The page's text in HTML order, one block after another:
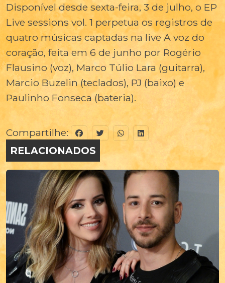
Disponível desde sexta-feira, 3 de julho, o EP
Live sessions vol. 1 perpetua os registros de
quatro músicas captadas na live A voz do
coração, feita em 6 de junho por Rogério
Flausino (voz), Marco Túlio Lara (guitarra),
Marcio Buzelin (teclados), PJ (baixo) e
Paulinho Fonseca (bateria).
Compartilhe:
RELACIONADOS